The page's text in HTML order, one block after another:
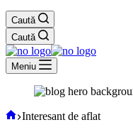
Caută
Caută
Meniu
Prima
Interesant de aflat